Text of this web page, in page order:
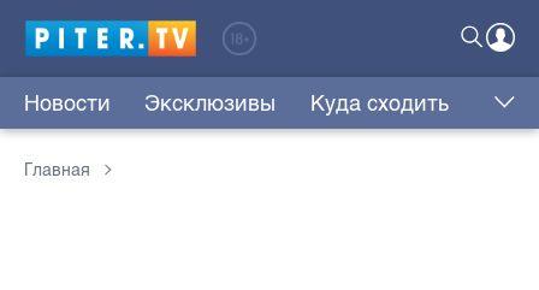
Новости Эксклюзивы Куда сходить
Главная